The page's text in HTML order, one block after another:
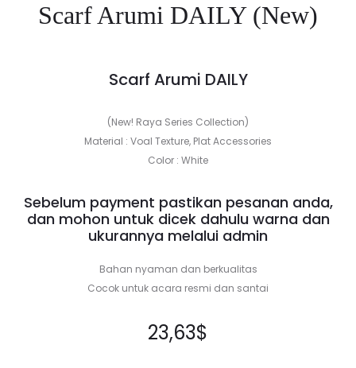
Scarf Arumi DAILY (New)
Scarf Arumi DAILY
(New! Raya Series Collection)
Material : Voal Texture, Plat Accessories
Color : White
Sebelum payment pastikan pesanan anda,
dan mohon untuk dicek dahulu warna dan
ukurannya melalui admin
Bahan nyaman dan berkualitas
Cocok untuk acara resmi dan santai
23,63$